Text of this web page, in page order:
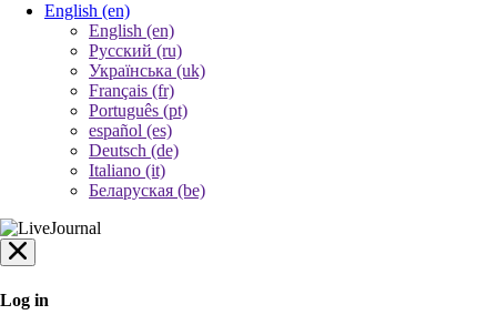
English (en)
English (en)
Русский (ru)
Українська (uk)
Français (fr)
Português (pt)
español (es)
Deutsch (de)
Italiano (it)
Беларуская (be)
Log in